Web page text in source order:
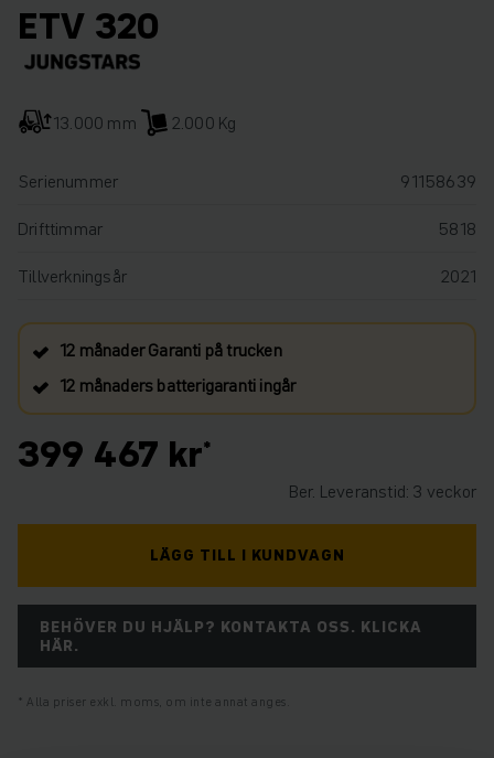
ETV 320
13.000 mm 2.000 Kg
Serienummer
91158639
Drifttimmar
5818
Tillverkningsår
2021
12 månader Garanti på trucken
12 månaders batterigaranti ingår
399 467 kr
Ber. Leveranstid: 3 veckor
LÄGG TILL I KUNDVAGN
BEHÖVER DU HJÄLP? KONTAKTA OSS. KLICKA
HÄR.
Alla priser exkl. moms, om inte annat anges.